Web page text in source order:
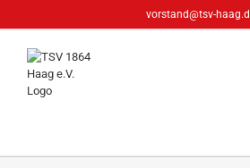
vorstand@tsv-